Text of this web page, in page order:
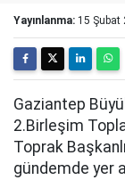
Yayınlanma: 15 Şubat
Gaziantep
2.Birleşim
Toprak
gündemde yer